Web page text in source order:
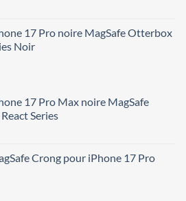
17 Pro noire MagSafe Otterbox
Noir
17 Pro Max noire MagSafe
Series
Crong pour iPhone 17 Pro